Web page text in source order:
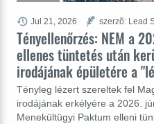
Tényellenőrzés: NEM a
ellenes tüntetés után
irodájának épületére a
Tényleg lézert szereltek fel
irodájának erkélyére a 2026.
Menekültügyi Paktum elleni
Jul 21, 2026 szerzõ: Lead